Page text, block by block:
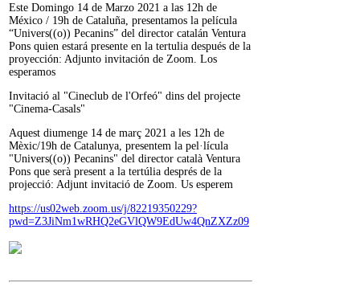
Este Domingo 14 de Marzo 2021 a las 12h de
México / 19h de Cataluña, presentamos la película
“Univers((o)) Pecanins” del director catalán Ventura
Pons quien estará presente en la tertulia después de la
proyección: Adjunto invitación de Zoom. Los
esperamos
Invitació al "Cineclub de l'Orfeó" dins del projecte
"Cinema-Casals"
Aquest diumenge 14 de març 2021 a les 12h de
Mèxic/19h de Catalunya, presentem la pel·lícula
"Univers((o)) Pecanins" del director català Ventura
Pons que serà present a la tertúlia després de la
projecció: Adjunt invitació de Zoom. Us esperem
https://us02web.zoom.us/j/82219350229?
pwd=Z3JiNm1wRHQ2eGVlQW9EdUw4QnZXZz09